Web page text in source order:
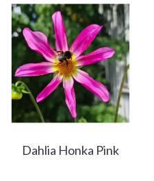
Dahlia Honka Pink